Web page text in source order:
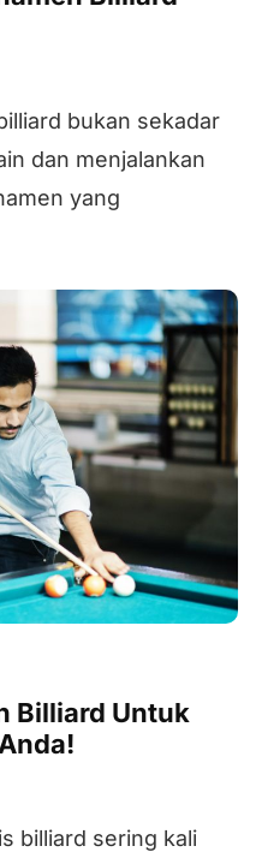
bukan sekadar
dan menjalankan
yang
Billiard Untuk
billiard sering kali